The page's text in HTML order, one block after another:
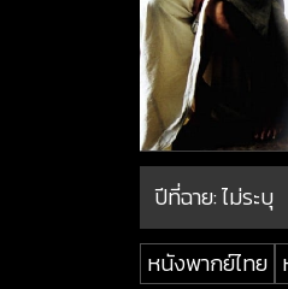
ปีที่ฉาย:ไม่ระบุ
หนังพากย์ไทย